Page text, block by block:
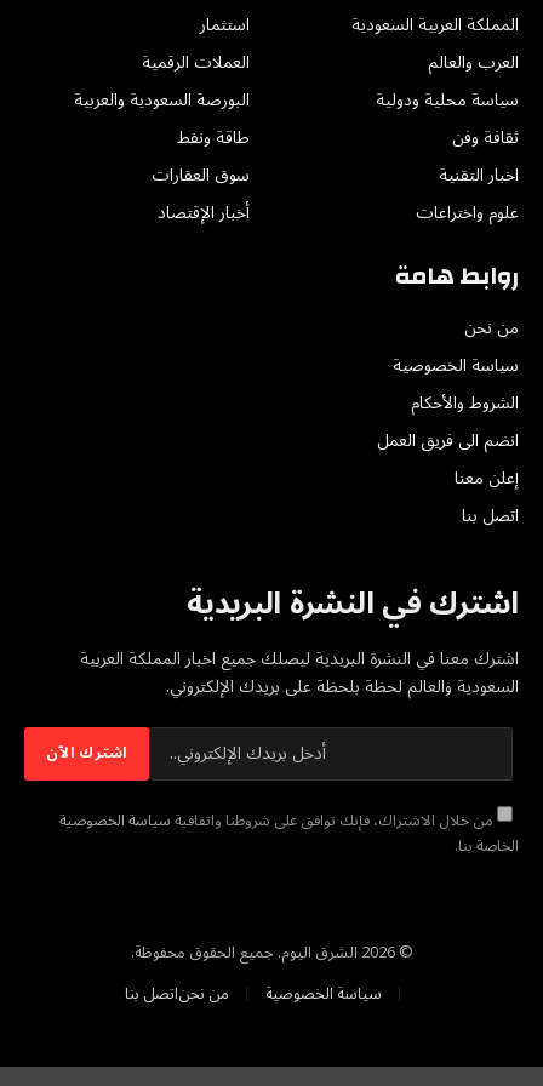
المملكة العربية السعودية
العرب والعالم
سياسة محلية ودولية
ثقافة وفن
اخبار التقنية
علوم واختراعات
استثمار
العملات الرقمية
البورصة السعودية والعربية
طاقة ونفط
سوق العقارات
أخبار الإقتصاد
روابط هامة
من نحن
سياسة الخصوصية
الشروط والأحكام
انضم الى فريق العمل
إعلن معنا
اتصل بنا
اشترك في النشرة البريدية
اشترك معنا في النشرة البريدية ليصلك جميع اخبار المملكة العربية
السعودية والعالم لحظة بلحظة على بريدك الإلكتروني.
من خلال الاشتراك، فإنك توافق على شروطنا واتفاقيةسياسة الخصوصية
الخاصة بنا.
© 2026 الشرق اليوم. جميع الحقوق محفوظة.
سياسة الخصوصية
من نحناتصل بنا